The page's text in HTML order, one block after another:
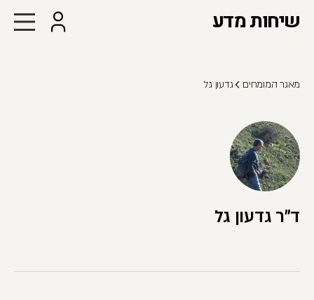
שיחות מדע
מאגר המומחים גדעון גל
ד"ר גדעון גל